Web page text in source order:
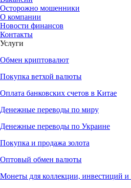
Осторожно мошенники
О компании
Новости финансов
Контакты
Услуги
Обмен криптовалют
Покупка ветхой валюты
Оплата банковских счетов в Китае
Денежные переводы по миру
Денежные переводы по Украине
Покупка и продажа золота
Оптовый обмен валюты
Монеты для коллекции, инвестиций и